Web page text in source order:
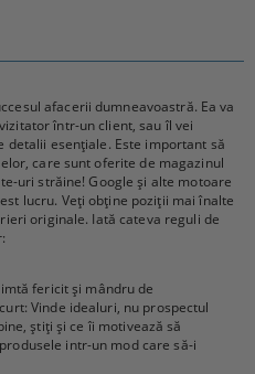
afacerii dumneavoastră. Ea va
într-un client, sau îl vei
detalii esențiale. Este important să
care sunt oferite de magazinul
uri străine! Google și alte motoare
lucru. Veți obține poziții mai înalte
originale. Iată cateva reguli de
fericit și mândru de
Vinde idealuri, nu prospectul
știți și ce îi motivează să
intr-un mod care să-i